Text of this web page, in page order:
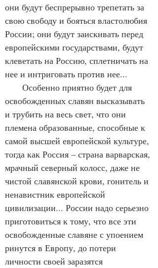
они будут беспрерывно трепетать за
свою свободу и бояться властолюбия
России; они будут заискивать перед
европейскими государствами, будут
клеветать на Россию, сплетничать на
нее и интриговать против нее...
освобожденных славян высказывать
и трубить на весь свет, что они
племена образованные, способные к
самой высшей европейской культуре,
тогда как Россия – страна варварская,
мрачный северный колосс, даже не
чистой славянской крови, гонитель и
ненавистник европейской
цивилизации... России надо серьезно
приготовиться к тому, что все эти
освобожденные славяне с упоением
ринутся в Европу, до потери
личности своей заразятся